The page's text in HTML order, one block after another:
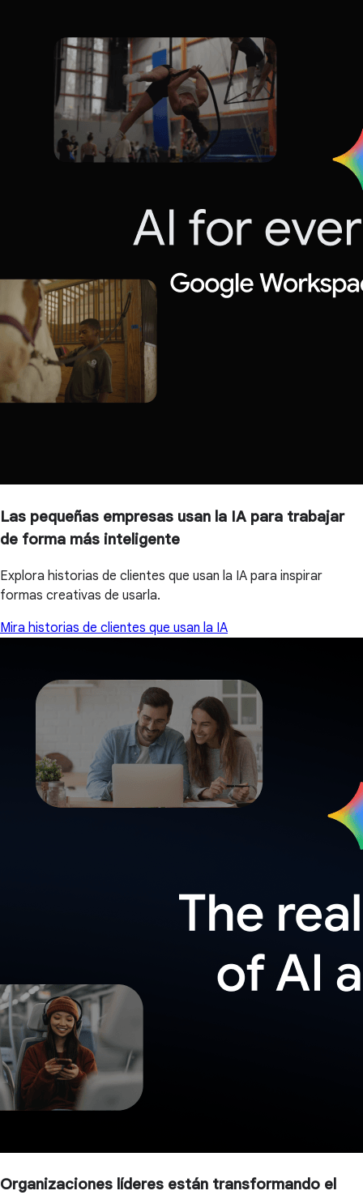
Las pequeñas empresas usan la IA para trabajar
de forma más inteligente
Explora historias de clientes que usan la IA para inspirar
formas creativas de usarla.
Mira historias de clientes que usan la IA
Organizaciones líderes están transformando el